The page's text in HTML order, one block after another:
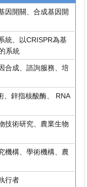
因開關、合成基因開
統、以CRISPR為基
系統
合成​​、諮詢服務、培
、鋅指核酸酶、 RNA
技術研究、農業生物
機構、學術機構、農
行者